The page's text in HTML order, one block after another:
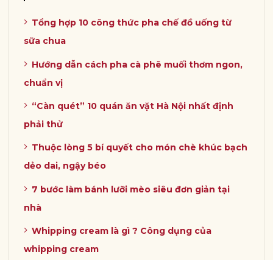
Tổng hợp 10 công thức pha chế đồ uống từ
sữa chua
Hướng dẫn cách pha cà phê muối thơm ngon,
chuẩn vị
“Càn quét” 10 quán ăn vặt Hà Nội nhất định
phải thử
Thuộc lòng 5 bí quyết cho món chè khúc bạch
dẻo dai, ngậy béo
7 bước làm bánh lưỡi mèo siêu đơn giản tại
nhà
Whipping cream là gì ? Công dụng của
whipping cream